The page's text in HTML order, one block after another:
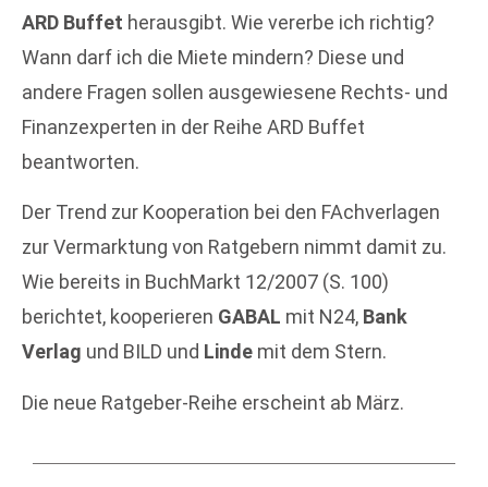
ARD Buffet herausgibt. Wie vererbe ich richtig?
Wann darf ich die Miete mindern? Diese und
andere Fragen sollen ausgewiesene Rechts- und
Finanzexperten in der Reihe ARD Buffet
beantworten.
Der Trend zur Kooperation bei den FAchverlagen
zur Vermarktung von Ratgebern nimmt damit zu.
Wie bereits in BuchMarkt 12/2007 (S. 100)
berichtet, kooperieren GABAL mit N24, Bank
Verlag und BILD und Linde mit dem Stern.
Die neue Ratgeber-Reihe erscheint ab März.